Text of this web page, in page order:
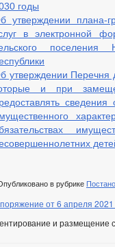
годы
утверждении плана-
в электронной
поселения
утверждении Перечня
и при
в рубрике
от 6 апреля 2021
и размещение